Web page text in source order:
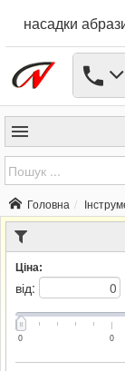
насадки
Головна
Ціна:
від:
0 0